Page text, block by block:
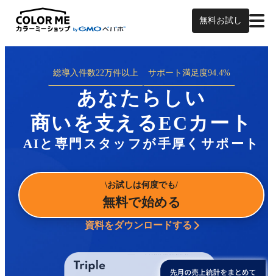
無料お試し
総導入件数22万件以上 サポート満足度94.4%
あなたらしい
商いを支えるECカート
AIと専門スタッフが手厚くサポート
お試しは何度でも
無料で始める
資料をダウンロードする